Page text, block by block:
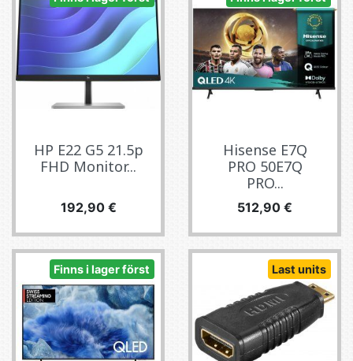
HP E22 G5 21.5p
FHD Monitor...
Pris
192,90 €
Hisense E7Q
PRO 50E7Q
PRO...
Pris
512,90 €
Finns i lager först Last units